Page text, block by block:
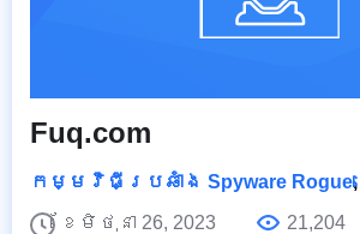
Fuq.com
កម្មវិធីប្រឆាំង Spyware Rogue,
ខែមិថុនា 26, 2023
21,204